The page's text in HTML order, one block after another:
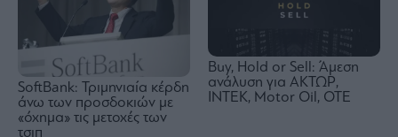
SoftBank: Τριμηνιαία κέρδη
άνω των προσδοκιών με
«όχημα» τις μετοχές των
τσιπ
Buy, Hold or Sell: Άμεση
ανάλυση για ΑΚΤΩΡ,
ΙΝΤΕΚ, Motor Oil, OTE